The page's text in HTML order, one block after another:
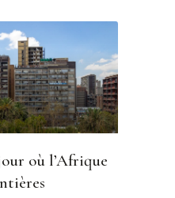
où l’Afrique